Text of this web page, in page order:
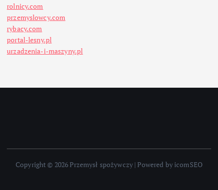
rolnicy.com
przemyslowcy.com
rybacy.com
portal-lesny.pl
urzadzenia-i-maszyny.pl
Copyright © 2026 Przemysł spożywczy | Powered by icomSEO